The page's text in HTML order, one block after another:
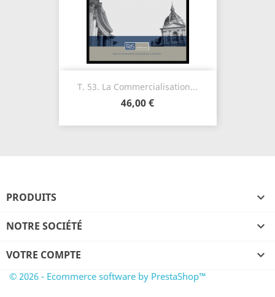
T. 53. La Commercialisation...
46,00 €
PRODUITS 
NOTRE SOCIÉTÉ 
VOTRE COMPTE 
© 2026 - Ecommerce software by PrestaShop™